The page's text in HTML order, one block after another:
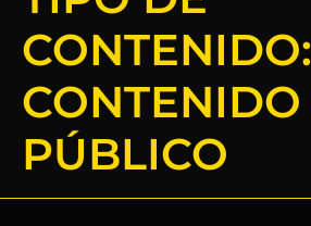
CONTENIDO:
CONTENIDO
PÚBLICO